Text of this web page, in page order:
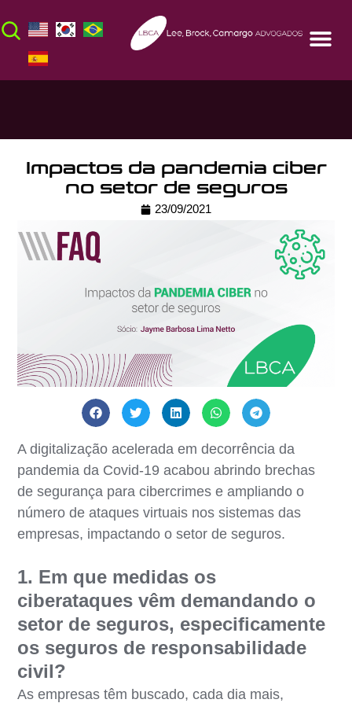
Impactos da pandemia ciber
no setor de seguros
23/09/2021
A digitalização acelerada em decorrência da
pandemia da Covid-19 acabou abrindo brechas
de segurança para cibercrimes e ampliando o
número de ataques virtuais nos sistemas das
empresas, impactando o setor de seguros.
1. Em que medidas os
ciberataques vêm demandando o
setor de seguros, especificamente
os seguros de responsabilidade
civil?
As empresas têm buscado, cada dia mais,